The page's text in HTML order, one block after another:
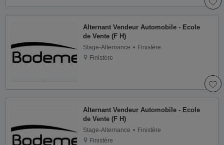
Alternant Vendeur Automobile - Ecole
de Vente (F H)
Stage-Alternance
Finistère
Finistère
Alternant Vendeur Automobile - Ecole
de Vente (F H)
Stage-Alternance
Finistère
Finistère